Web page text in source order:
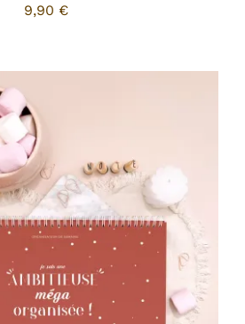
9,90 €